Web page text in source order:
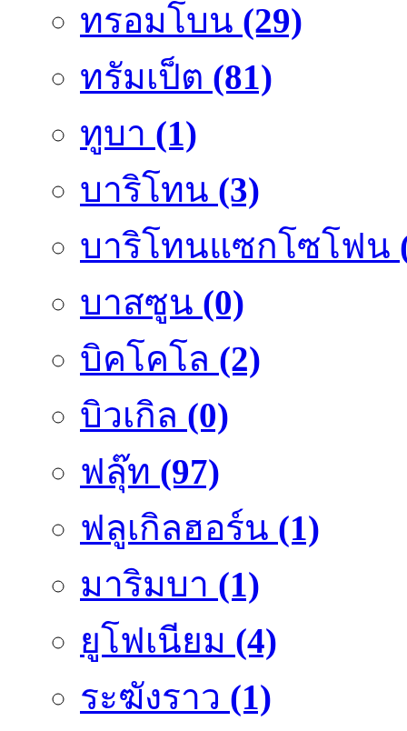
ทรอมโบน (29)
ทรัมเป็ต (81)
ทูบา (1)
บาริโทน (3)
บาริโทนแซกโซโฟน
บาสซูน (0)
บิคโคโล (2)
บิวเกิล (0)
ฟลุ๊ท (97)
ฟลูเกิลฮอร์น (1)
มาริมบา (1)
ยูโฟเนียม (4)
ระฆังราว (1)